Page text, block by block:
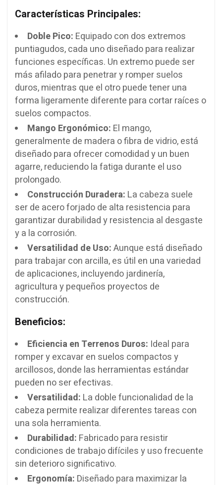
Características Principales:
Doble Pico: Equipado con dos extremos
puntiagudos, cada uno diseñado para realizar
funciones específicas. Un extremo puede ser
más afilado para penetrar y romper suelos
duros, mientras que el otro puede tener una
forma ligeramente diferente para cortar raíces o
suelos compactos.
Mango Ergonómico: El mango,
generalmente de madera o fibra de vidrio, está
diseñado para ofrecer comodidad y un buen
agarre, reduciendo la fatiga durante el uso
prolongado.
Construcción Duradera: La cabeza suele
ser de acero forjado de alta resistencia para
garantizar durabilidad y resistencia al desgaste
y a la corrosión.
Versatilidad de Uso:Aunque está diseñado
para trabajar con arcilla, es útil en una variedad
de aplicaciones, incluyendo jardinería,
agricultura y pequeños proyectos de
construcción.
Beneficios:
Eficiencia en Terrenos Duros: Ideal para
romper y excavar en suelos compactos y
arcillosos, donde las herramientas estándar
pueden no ser efectivas.
Versatilidad: La doble funcionalidad de la
cabeza permite realizar diferentes tareas con
una sola herramienta.
Durabilidad: Fabricado para resistir
condiciones de trabajo difíciles y uso frecuente
sin deterioro significativo.
Ergonomía: Diseñado para maximizar la